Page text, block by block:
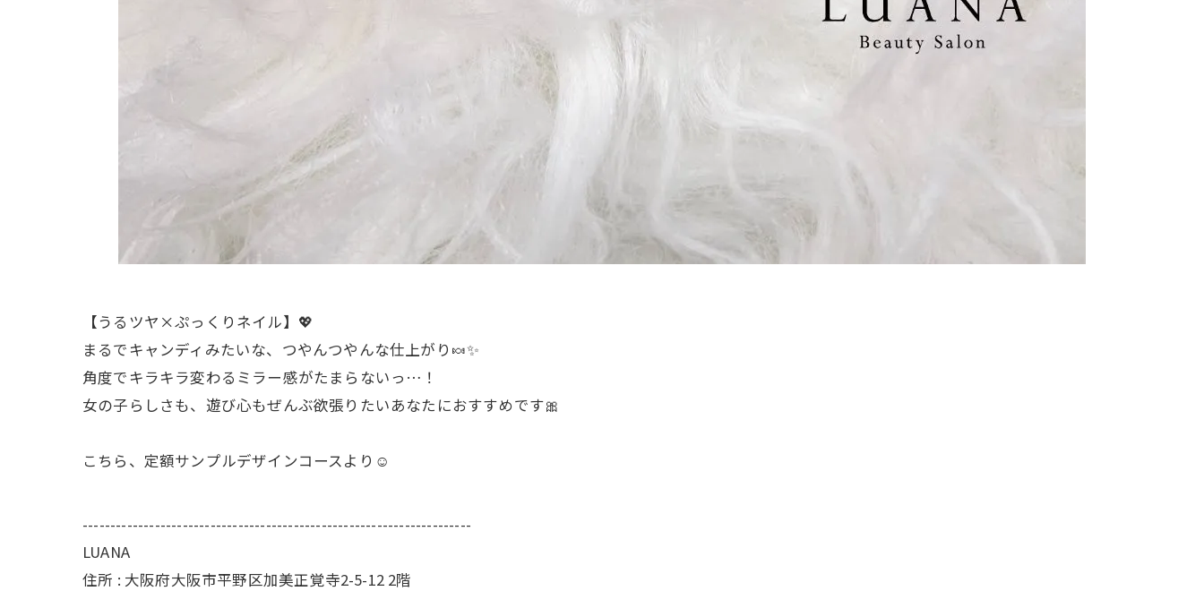
【うるツヤ×ぷっくりネイル】💖
まるでキャンディみたいな、つやんつやんな仕上がり🍬✨
角度でキラキラ変わるミラー感がたまらないっ…！
女の子らしさも、遊び心もぜんぶ欲張りたいあなたにおすすめです🎀
こちら、定額サンプルデザインコースより☺️
----------------------------------------------------------------------
LUANA
住所 : 大阪府大阪市平野区加美正覚寺2-5-12 2階